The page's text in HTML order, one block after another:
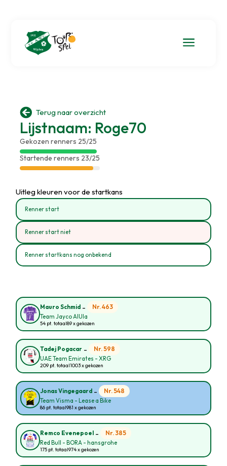
a
 Terug naar overzicht
Lijstnaam: Roge70
Gekozen renners 25/25
Startende renners 23/25
Uitleg kleuren voor de startkans
Renner start
Renner start niet
Renner startkans nog onbekend
Mauro Schmid - Nr. 463
Team Jayco AlUla
54 pt. totaal89 x gekozen
Tadej Pogacar - Nr. 598
UAE Team Emirates - XRG
209 pt. totaal1003 x gekozen
Jonas Vingegaard - Nr. 548
Team Visma - Lease a Bike
86 pt. totaal981 x gekozen
Remco Evenepoel - Nr. 385
Red Bull - BORA - hansgrohe
175 pt. totaal974 x gekozen